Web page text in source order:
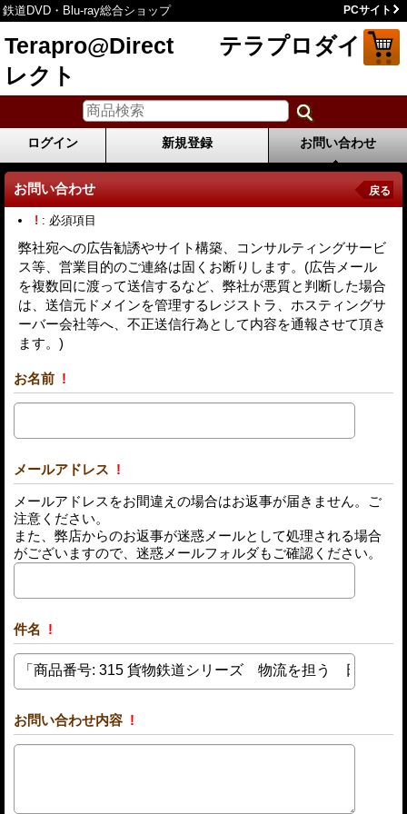
鉄道DVD・Blu-ray総合ショップ PCサイト
Terapro@Direct テラプロダイ
レクト
ログイン 新規登録 お問い合わせ
お問い合わせ 戻る
! : 必須項目
弊社宛への広告勧誘やサイト構築、コンサルティングサービ
ス等、営業目的のご連絡は固くお断りします。(広告メール
を複数回に渡って送信するなど、弊社が悪質と判断した場合
は、送信元ドメインを管理するレジストラ、ホスティングサ
ーバー会社等へ、不正送信行為として内容を通報させて頂き
ます。)
お名前 !
メールアドレス !
メールアドレスをお間違えの場合はお返事が届きません。ご
注意ください。
また、弊店からのお返事が迷惑メールとして処理される場合
がございますので、迷惑メールフォルダもご確認ください。
件名 !
お問い合わせ内容 !